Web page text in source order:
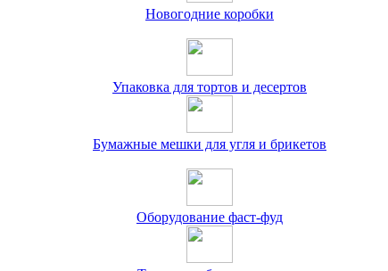
Новогодние коробки
Упаковка для тортов и десертов
Бумажные мешки для угля и брикетов
Оборудование фаст-фуд